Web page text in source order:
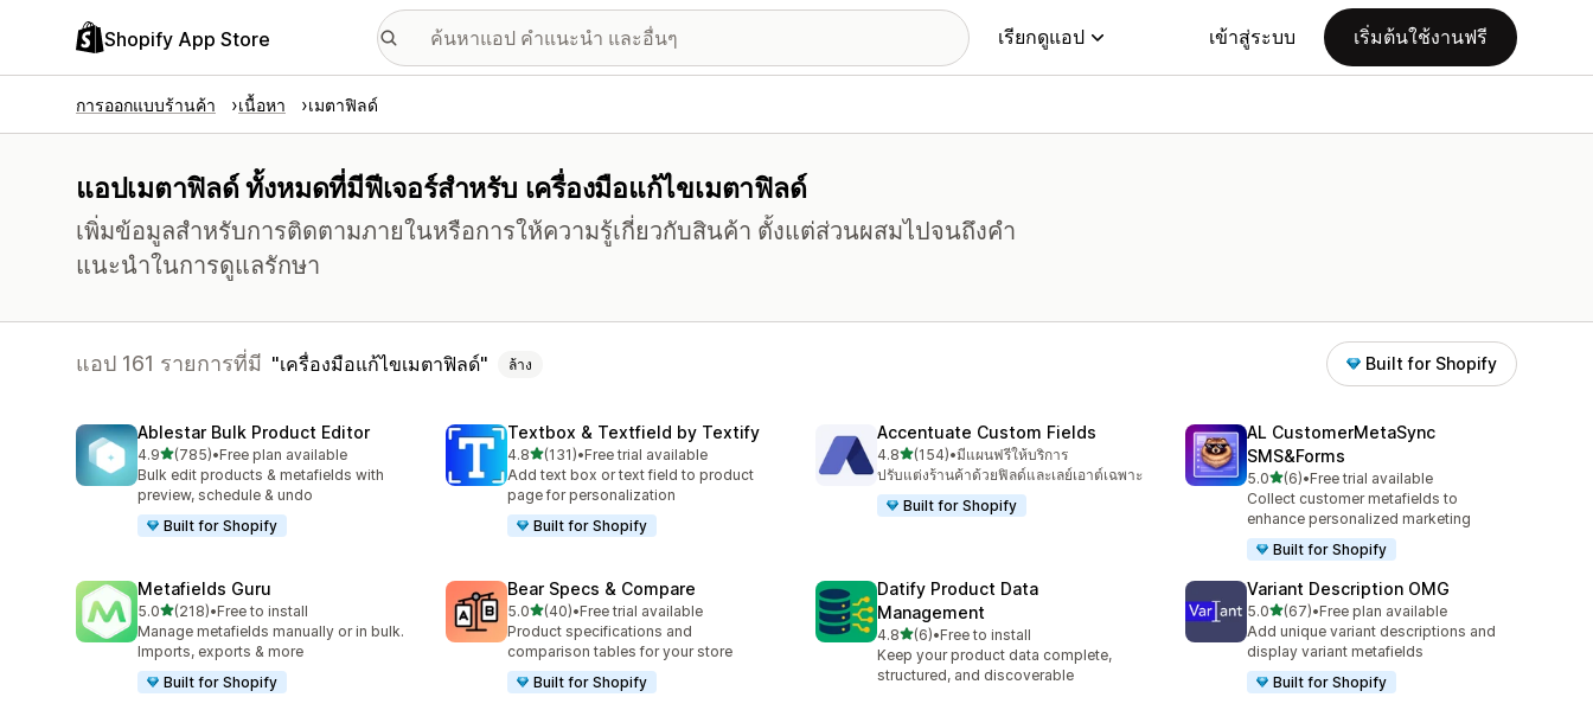
Shopify App Store เรียกดูแอป เข้าสู่ระบบ เริ่มต้นใช้งานฟรี
การออกแบบร้านค้า เนื้อหา เมตาฟิลด์
แอปเมตาฟิลด์ ทั้งหมดที่มีฟีเจอร์สำหรับ เครื่องมือแก้ไขเมตาฟิลด์
เพิ่มข้อมูลสำหรับการติดตามภายในหรือการให้ความรู้เกี่ยวกับสินค้า ตั้งแต่ส่วนผสมไปจนถึงคำ
แนะนำในการดูแลรักษา
แอป 161 รายการที่มี เครื่องมือแก้ไขเมตาฟิลด์ ล้าง Built for Shopify
Ablestar Bulk Product Editor
4.9เต็ม 5 ดาว
(785)
ทั้งหมด 785 รีวิว
•Free plan available
Bulk edit products & metafields with
preview, schedule & undo
Built for Shopify
Textbox & Textfield by Textify
4.8เต็ม 5 ดาว
(131)
ทั้งหมด 131 รีวิว
•Free trial available
Add text box or text field to product
page for personalization
Built for Shopify
Accentuate Custom Fields
4.8เต็ม 5 ดาว
(154)
ทั้งหมด 154 รีวิว
•มีแผนฟรีให้บริการ
ปรับแต่งร้านค้าด้วยฟิลด์และเลย์เอาต์เฉพาะ
Built for Shopify
AL CustomerMetaSync
SMS&Forms
5.0เต็ม 5 ดาว
(6)
ทั้งหมด 6 รีวิว
•Free trial available
Collect customer metafields to
enhance personalized marketing
Built for Shopify
Metafields Guru
5.0เต็ม 5 ดาว
(218)
ทั้งหมด 218 รีวิว
•Free to install
Manage metafields manually or in bulk.
Imports, exports & more
Built for Shopify
Bear Specs & Compare
5.0เต็ม 5 ดาว
(40)
ทั้งหมด 40 รีวิว
•Free trial available
Product specifications and
comparison tables for your store
Built for Shopify
Datify Product Data
Management
4.8เต็ม 5 ดาว
(6)
ทั้งหมด 6 รีวิว
•Free to install
Keep your product data complete,
structured, and discoverable
Variant Description OMG
5.0เต็ม 5 ดาว
(67)
ทั้งหมด 67 รีวิว
•Free plan available
Add unique variant descriptions and
display variant metafields
Built for Shopify